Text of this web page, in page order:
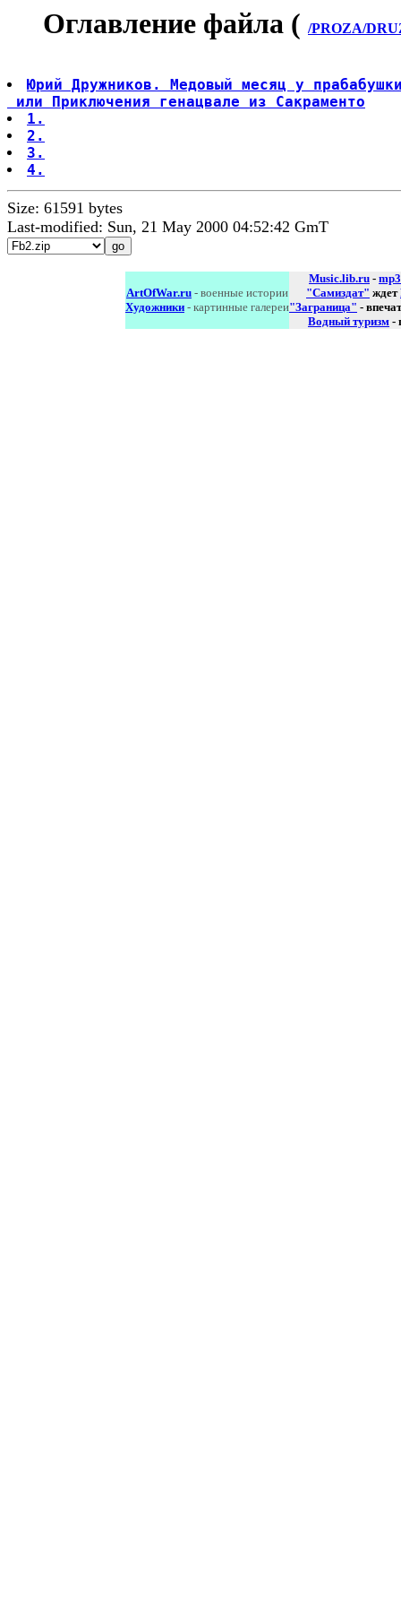
Оглавление файла ( /PROZA/
Юрий Дружников. Медовый месяц у
или Приключения генацвале из Сакраменто
1.
2.
3.
4.
Size: 61591 bytes
Last-modified: Sun, 21 May 2000 04:52:42 GmT
ArtOfWar.ru - военные истории
Художники - картинные галереи
Music.lib.ru - mp3
"Самиздат" ждет
"Заграница" -
Водный туризм -